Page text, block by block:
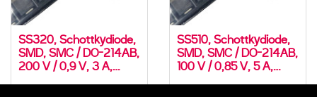
SS320, Schottkydiode,
SMD, SMC / DO-214AB,
200 V / 0,9 V, 3 A,
SS510, Schottkydiode,
SMD, SMC / DO-214AB,
100 V / 0,85 V, 5 A,